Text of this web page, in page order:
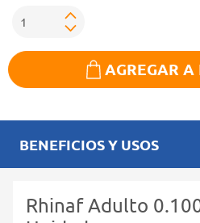
AGREGAR
BENEFICIOS Y USOS
Rhinaf Adulto